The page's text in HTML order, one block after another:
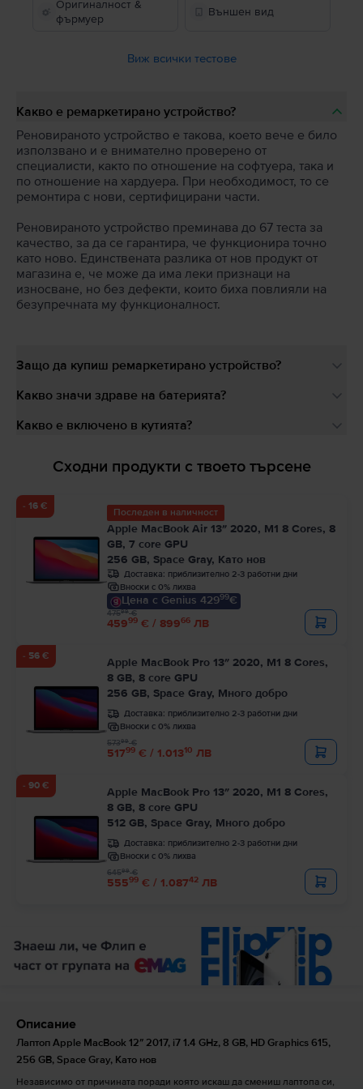
Оригиналност &
фърмуер
Външен вид
Виж всички тестове
Какво е ремаркетирано устройство?
Реновираното устройство е такова, което вече е било
използвано и е внимателно проверено от
специалисти, както по отношение на софтуера, така и
по отношение на хардуера. При необходимост, то се
ремонтира с нови, сертифицирани части.
Реновираното устройство преминава до 67 теста за
качество, за да се гарантира, че функционира точно
като ново. Единствената разлика от нов продукт от
магазина е, че може да има леки признаци на
износване, но без дефекти, които биха повлияли на
безупречната му функционалност.
Защо да купиш ремаркетирано устройство?
Какво значи здраве на батерията?
Какво е включено в кутията?
Сходни продукти с твоето търсене
- 16 €
Последен в наличност
Apple MacBook Air 13″ 2020, M1 8 Cores, 8
GB, 7 core GPU
256 GB, Space Gray, Като нов
Доставка: приблизително 2-3 работни дни
Вноски с 0% лихва
Цена с Genius 42999€
45999 € / 89966 ЛВ
47599€
- 56 €
Apple MacBook Pro 13″ 2020, M1 8 Cores,
8 GB, 8 core GPU
256 GB, Space Gray, Много добро
Доставка: приблизително 2-3 работни дни
Вноски с 0% лихва
51799 € / 1.01310 ЛВ
57399€
- 90 €
Apple MacBook Pro 13″ 2020, M1 8 Cores,
8 GB, 8 core GPU
512 GB, Space Gray, Много добро
Доставка: приблизително 2-3 работни дни
Вноски с 0% лихва
55599 € / 1.08742 ЛВ
64599€
Описание
Лаптоп Apple MacBook 12″ 2017, i7 1.4 GHz, 8 GB, HD Graphics 615,
256 GB, Space Gray, Като нов
Независимо от причината поради която искаш да смениш лаптопа си,